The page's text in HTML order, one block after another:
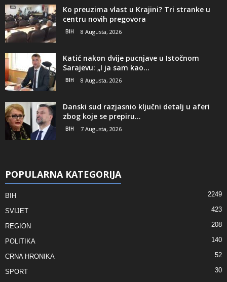
Ko preuzima vlast u Krajini? Tri stranke u
centru novih pregovora
BIH 8 Augusta, 2026
Katić nakon dvije pucnjave u Istočnom
Sarajevu: „I ja sam kao...
BIH 8 Augusta, 2026
Danski sud razjasnio ključni detalj u aferi
zbog koje se prepiru...
BIH 7 Augusta, 2026
POPULARNA KATEGORIJA
BIH 2249
SVIJET 423
REGION 208
POLITIKA 140
CRNA HRONIKA 52
SPORT 30